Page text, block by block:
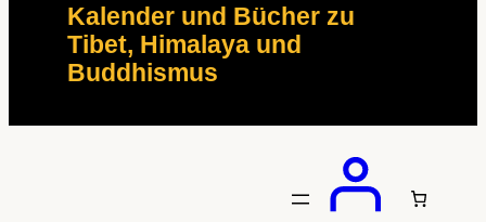
Kalender und Bücher zu
Tibet, Himalaya und
Buddhismus